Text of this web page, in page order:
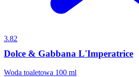
3.82
Dolce & Gabbana L'Imperatrice
Woda toaletowa 100 ml